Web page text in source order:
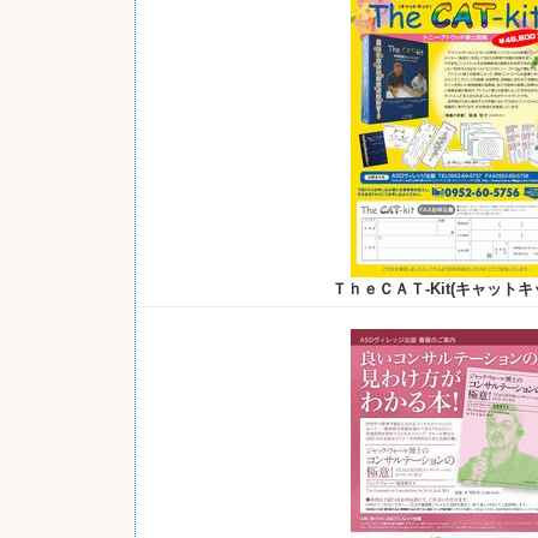
ＴｈｅＣＡＴ-Kit(キャットキ